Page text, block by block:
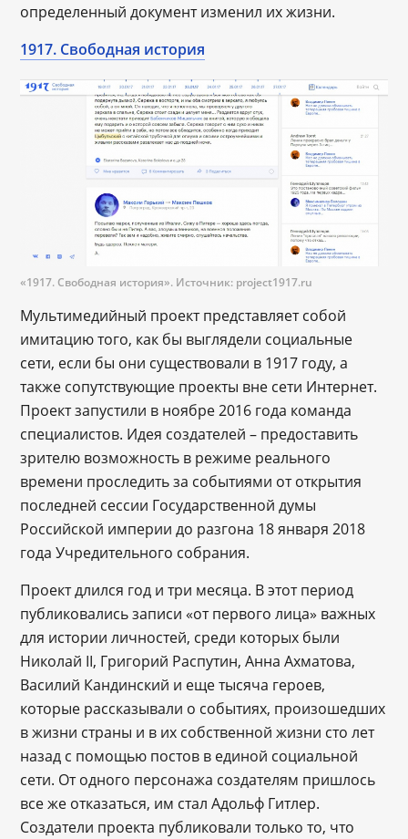
определенный документ изменил их жизни.
1917. Свободная история
«1917. Свободная история». Источник: project1917.ru
Мультимедийный проект представляет собой
имитацию того, как бы выглядели социальные
сети, если бы они существовали в 1917 году, а
также сопутствующие проекты вне сети Интернет.
Проект запустили в ноябре 2016 года команда
специалистов. Идея создателей – предоставить
зрителю возможность в режиме реального
времени проследить за событиями от открытия
последней сессии Государственной думы
Российской империи до разгона 18 января 2018
года Учредительного собрания.
Проект длился год и три месяца. В этот период
публиковались записи «от первого лица» важных
для истории личностей, среди которых были
Николай II, Григорий Распутин, Анна Ахматова,
Василий Кандинский и еще тысяча героев,
которые рассказывали о событиях, произошедших
в жизни страны и в их собственной жизни сто лет
назад с помощью постов в единой социальной
сети. От одного персонажа создателям пришлось
все же отказаться, им стал Адольф Гитлер.
Создатели проекта публиковали только то, что